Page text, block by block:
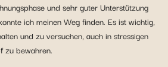
und sehr guter Unterstützung
ich meinen Weg finden. Es ist wichtig,
und zu versuchen, auch in stressigen
zu bewahren.